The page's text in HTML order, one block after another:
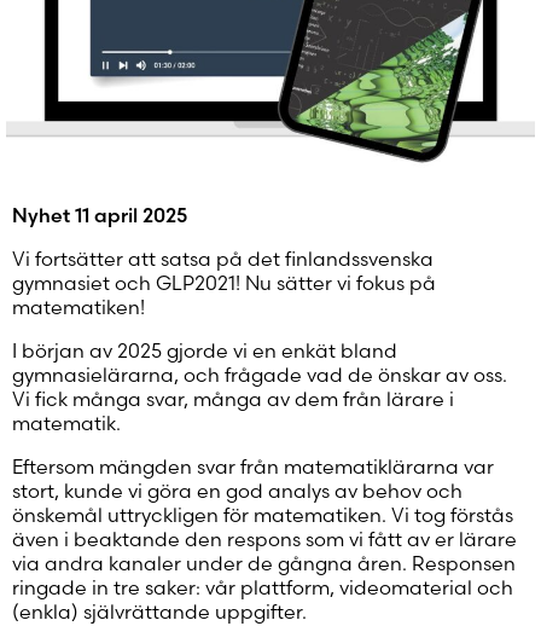
Nyhet 11 april 2025
Vi fortsätter att satsa på det finlandssvenska
gymnasiet och GLP2021! Nu sätter vi fokus på
matematiken!
I början av 2025 gjorde vi en enkät bland
gymnasielärarna, och frågade vad de önskar av oss.
Vi fick många svar, många av dem från lärare i
matematik.
Eftersom mängden svar från matematiklärarna var
stort, kunde vi göra en god analys av behov och
önskemål uttryckligen för matematiken. Vi tog förstås
även i beaktande den respons som vi fått av er lärare
via andra kanaler under de gångna åren. Responsen
ringade in tre saker: vår plattform, videomaterial och
(enkla) självrättande uppgifter.